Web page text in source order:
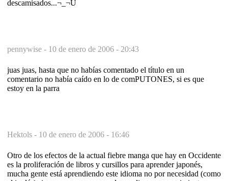
descamisados...¬_¬U
pennywise - 10 de enero de 2006 - 20:43
juas juas, hasta que no habías comentado el título en un
comentario no había caído en lo de comPUTONES, si es que
estoy en la parra
Hektols - 10 de enero de 2006 - 16:46
Otro de los efectos de la actual fiebre manga que hay en Occidente
es la proliferación de libros y cursillos para aprender japonés,
mucha gente está aprendiendo este idioma no por necesidad (como